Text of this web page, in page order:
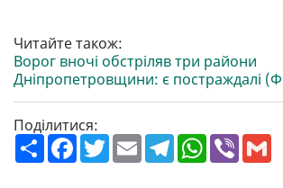
Читайте також:
Ворог вночі обстріляв три райони
Дніпропетровщини: є постраждалі
Поділитися:
П
о
F
a
T
w
E
m
T
e
W
h
V